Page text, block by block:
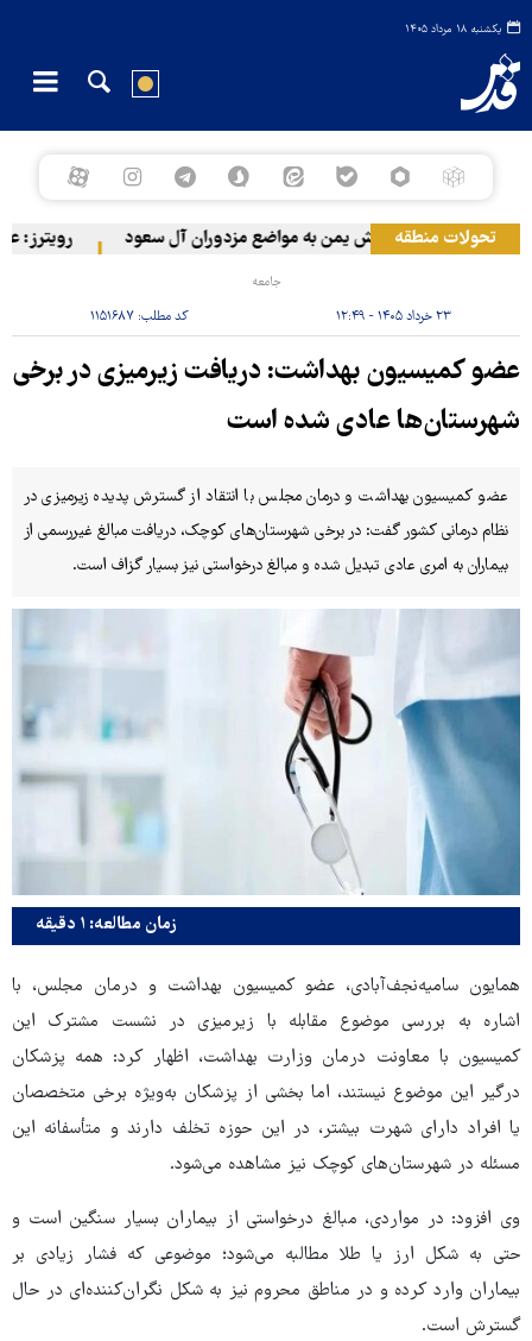
یکشنبه ۱۸ مرداد ۱۴۰۵
تحولات منطقهحمله ارتش یمن به مواضع مزدوران آل سعود رویترز: عربستان ۸۶ درصد از موشک‌های پاتریوت خود
جامعه
۲۳ خرداد ۱۴۰۵ - ۱۲:۴۹ کد مطلب:۱۱۵۱۶۸۷
عضو کمیسیون بهداشت: دریافت زیرمیزی در برخی
شهرستان‌ها عادی شده است
عضو کمیسیون بهداشت و درمان مجلس با انتقاد از گسترش پدیده زیرمیزی در
نظام درمانی کشور گفت: در برخی شهرستان‌های کوچک، دریافت مبالغ غیررسمی از
بیماران به امری عادی تبدیل شده و مبالغ درخواستی نیز بسیار گزاف است.
زمان مطالعه: ۱ دقیقه
همایون سامیه‌نجف‌آبادی، عضو کمیسیون بهداشت و درمان مجلس، با
اشاره به بررسی موضوع مقابله با زیرمیزی در نشست مشترک این
کمیسیون با معاونت درمان وزارت بهداشت، اظهار کرد: همه پزشکان
درگیر این موضوع نیستند، اما بخشی از پزشکان به‌ویژه برخی متخصصان
یا افراد دارای شهرت بیشتر، در این حوزه تخلف دارند و متأسفانه این
مسئله در شهرستان‌های کوچک نیز مشاهده می‌شود.
وی افزود: در مواردی، مبالغ درخواستی از بیماران بسیار سنگین است و
حتی به شکل ارز یا طلا مطالبه می‌شود؛ موضوعی که فشار زیادی بر
بیماران وارد کرده و در مناطق محروم نیز به شکل نگران‌کننده‌ای در حال
گسترش است.